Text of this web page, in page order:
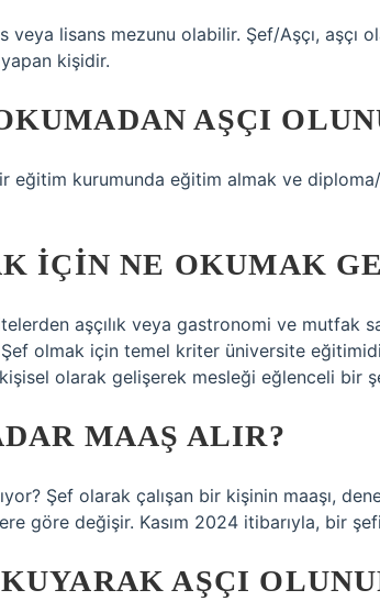
veya lisans mezunu olabilir. Şef/Aşçı, aşçı
kişidir.
AŞÇI
eğitim kurumunda eğitim almak ve
IÇIN NE OKUMAK
aşçılık veya gastronomi ve mutfak
Şef olmak için temel kriter üniversite
olarak gelişerek mesleği eğlenceli bir
MAAŞ ALIR?
Şef olarak çalışan bir kişinin maaşı,
göre değişir. Kasım 2024 itibarıyla, bir
AŞÇI